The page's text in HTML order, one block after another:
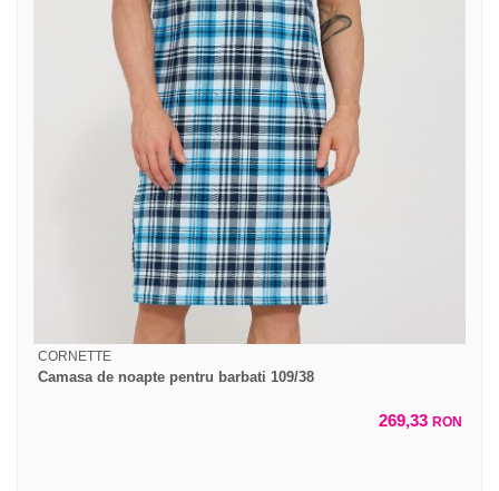
CORNETTE
Camasa de noapte pentru barbati 109/38
269,33 RON